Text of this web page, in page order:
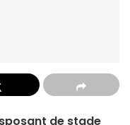
de stade